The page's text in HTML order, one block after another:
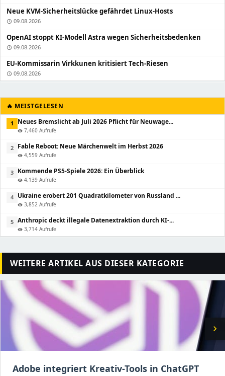
Neue KVM-Sicherheitslücke gefährdet Linux-Hosts
schedule 09.08.2026
OpenAI stoppt KI-Modell Astra wegen Sicherheitsbedenken
schedule 09.08.2026
EU-Kommissarin Virkkunen kritisiert Tech-Riesen
schedule 09.08.2026
🔥 MEISTGELESEN
1 Neues Bremslicht ab Juli 2026 Pflicht für Neuwage...
visibility 7,460 Aufrufe
2 Fable Reboot: Neue Märchenwelt im Herbst 2026
visibility 4,559 Aufrufe
3 Kommende PS5-Spiele 2026: Ein Überblick
visibility 4,139 Aufrufe
4 Ukraine erobert 201 Quadratkilometer von Russland ...
visibility 3,852 Aufrufe
5 Anthropic deckt illegale Datenextraktion durch KI-...
visibility 3,714 Aufrufe
WEITERE ARTIKEL AUS DIESER KATEGORIE
chevron_right
Adobe integriert Kreativ-Tools in ChatGPT